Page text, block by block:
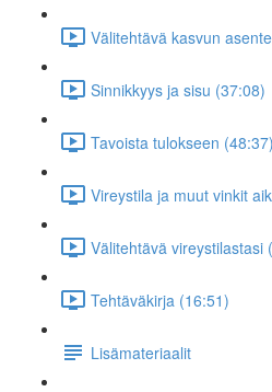
Välitehtävä kasvun
Sinnikkyys ja sisu (37:08)
Tavoista tulokseen (48:37)
Vireystila ja muut vinkit
Välitehtävä vireystilastasi
Tehtäväkirja (16:51)
Lisämateriaalit